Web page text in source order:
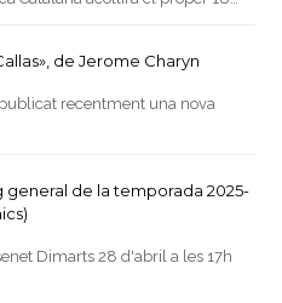
de Jerome Charyn
recentment una nova
general de la temporada 2025-
Dimarts 28 d'abril a les 17h